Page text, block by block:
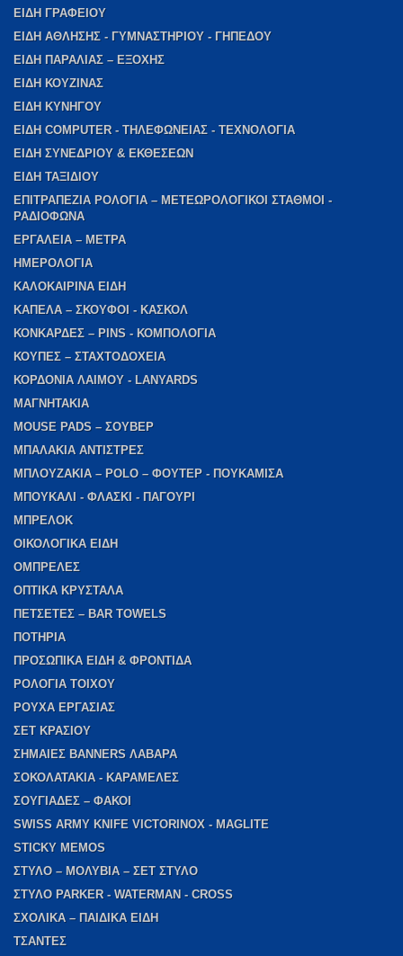
ΕΙΔΗ ΓΡΑΦΕΙΟΥ
ΕΙΔΗ ΑΘΛΗΣΗΣ - ΓΥΜΝΑΣΤΗΡΙΟΥ - ΓΗΠΕΔΟΥ
ΕΙΔΗ ΠΑΡΑΛΙΑΣ – ΕΞΟΧΗΣ
ΕΙΔΗ ΚΟΥΖΙΝΑΣ
ΕΙΔΗ ΚΥΝΗΓΟΥ
ΕΙΔΗ COMPUTER - ΤΗΛΕΦΩΝΕΙΑΣ - ΤΕΧΝΟΛΟΓΙΑ
ΕΙΔΗ ΣΥΝΕΔΡΙΟΥ & ΕΚΘΕΣΕΩΝ
ΕΙΔΗ ΤΑΞΙΔΙΟΥ
ΕΠΙΤΡΑΠΕΖΙΑ ΡΟΛΟΓΙΑ – ΜΕΤΕΩΡΟΛΟΓΙΚΟΙ ΣΤΑΘΜΟΙ -
ΡΑΔΙΟΦΩΝΑ
ΕΡΓΑΛΕΙΑ – ΜΕΤΡΑ
ΗΜΕΡΟΛΟΓΙΑ
ΚΑΛΟΚΑΙΡΙΝΑ ΕΙΔΗ
ΚΑΠΕΛΑ – ΣΚΟΥΦΟΙ - ΚΑΣΚΟΛ
ΚΟΝΚΑΡΔΕΣ – PINS - ΚΟΜΠΟΛΟΓΙΑ
ΚΟΥΠΕΣ – ΣΤΑΧΤΟΔΟΧΕΙΑ
ΚΟΡΔΟΝΙΑ ΛΑΙΜΟΥ - LANYARDS
ΜΑΓΝΗΤΑΚΙΑ
MOUSE PADS – ΣΟΥΒΕΡ
ΜΠΑΛΑΚΙΑ ΑΝΤΙΣΤΡΕΣ
ΜΠΛΟΥΖΑΚΙΑ – POLO – ΦΟΥΤΕΡ - ΠΟΥΚΑΜΙΣΑ
ΜΠΟΥΚΑΛΙ - ΦΛΑΣΚΙ - ΠΑΓΟΥΡΙ
ΜΠΡΕΛΟΚ
ΟΙΚΟΛΟΓΙΚΑ ΕΙΔΗ
ΟΜΠΡΕΛΕΣ
ΟΠΤΙΚΑ ΚΡΥΣΤΑΛΑ
ΠΕΤΣΕΤΕΣ – BAR TOWELS
ΠΟΤΗΡΙΑ
ΠΡΟΣΩΠΙΚΑ ΕΙΔΗ & ΦΡΟΝΤΙΔΑ
ΡΟΛΟΓΙΑ ΤΟΙΧΟΥ
ΡΟΥΧΑ ΕΡΓΑΣΙΑΣ
ΣΕΤ ΚΡΑΣΙΟΥ
ΣΗΜΑΙΕΣ BANNERS ΛΑΒΑΡΑ
ΣΟΚΟΛΑΤΑΚΙΑ - ΚΑΡΑΜΕΛΕΣ
ΣΟΥΓΙΑΔΕΣ – ΦΑΚΟΙ
SWISS ARMY KNIFE VICTORINOX - MAGLITE
STICKY MEMOS
ΣΤΥΛΟ – ΜΟΛΥΒΙΑ – ΣΕΤ ΣΤΥΛΟ
ΣΤΥΛΟ PARKER - WATERMAN - CROSS
ΣΧΟΛΙΚΑ – ΠΑΙΔΙΚΑ ΕΙΔΗ
ΤΣΑΝΤΕΣ